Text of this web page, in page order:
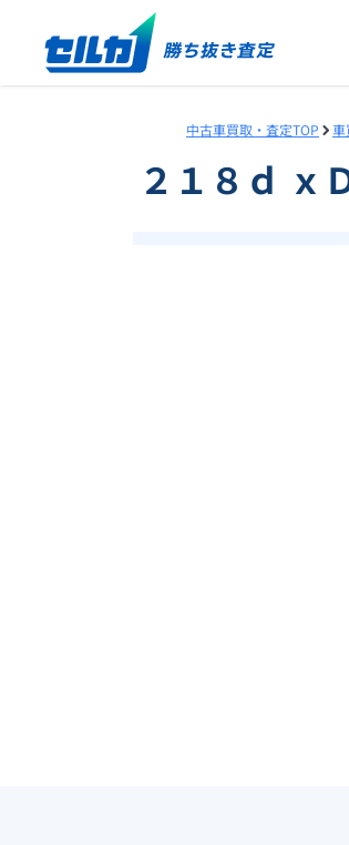
中古車買取・査定TOP
２１８ｄ ｘ